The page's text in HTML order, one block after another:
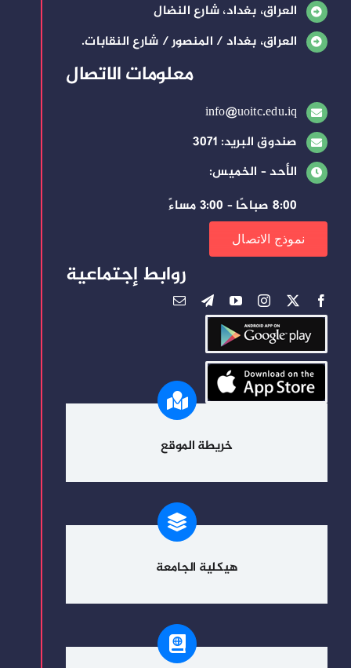
العراق، بغداد، شارع النضال
العراق، بغداد / المنصور / شارع النقابات.
معلومات الاتصال
info@uoitc.edu.iq
صندوق البريد: 3071
الأحد – الخميس:
8:00 صباحًا – 3:00 مساءً
نموذج الاتصال
روابط إجتماعية
خريطة الموقع
هيكلية الجامعة